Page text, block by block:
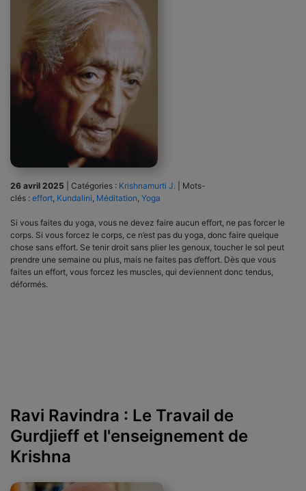
26 avril 2025 Catégories : Krishnamurti J.
Mots-
clés : effort Kundalini Méditation Yoga
Si vous faites du yoga, vous ne devez faire aucun effort, ne pas forcer le
corps. Si vous forcez le corps, ce n’est pas du yoga, donc faire quelque
chose sans effort. Se tenir droit sans plier les genoux, toucher le sol peut
prendre une semaine ou plus, mais ne faites pas d’effort. Dès que vous
faites un effort, vous forcez les muscles, qui deviennent donc tendus,
déformés.
Ravi Ravindra : Le Travail de
Gurdjieff et l'enseignement de
Krishna